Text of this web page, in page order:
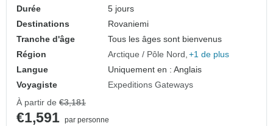
Durée
5 jours
Destinations
Rovaniemi
Tranche d'âge
Tous les âges sont bienvenus
Région
Arctique / Pôle Nord +1 de plus
Langue
Uniquement en : Anglais
Voyagiste
Expeditions Gateways
À partir de €3,181
€1,591 par personne